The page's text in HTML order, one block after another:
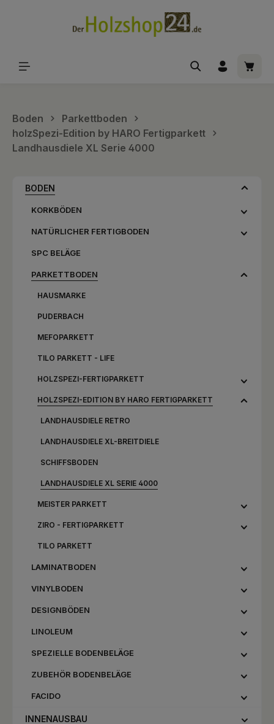
Boden
Parkettboden
holzSpezi-Edition by HARO Fertigparkett
Landhausdiele XL Serie 4000
BODEN
KORKBÖDEN
NATÜRLICHER FERTIGBODEN
SPC BELÄGE
PARKETTBODEN
HAUSMARKE
PUDERBACH
MEFOPARKETT
TILO PARKETT - LIFE
HOLZSPEZI-FERTIGPARKETT
HOLZSPEZI-EDITION BY HARO FERTIGPARKETT
LANDHAUSDIELE RETRO
LANDHAUSDIELE XL-BREITDIELE
SCHIFFSBODEN
LANDHAUSDIELE XL SERIE 4000
MEISTER PARKETT
ZIRO - FERTIGPARKETT
TILO PARKETT
LAMINATBODEN
VINYLBODEN
DESIGNBÖDEN
LINOLEUM
SPEZIELLE BODENBELÄGE
ZUBEHÖR BODENBELÄGE
FACIDO
INNENAUSBAU